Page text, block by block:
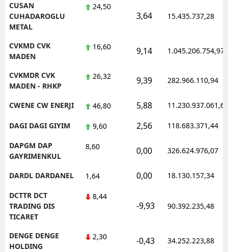
CUSAN
CUHADAROGLU
METAL
24,50
3,64 15.435.737,28
CVKMD CVK
MADEN
16,60 9,14 1.045.206.754,97
CVKMDR CVK
MADEN - RHKP
26,32 9,39 282.966.110,94
CWENE CW ENERJI 46,80 5,88 11.230.937.061,62
DAGI DAGI GIYIM 9,60 2,56 118.683.371,44
DAPGM DAP
GAYRIMENKUL
8,60 0,00 326.624.976,07
DARDL DARDANEL 1,64 0,00 18.130.157,34
DCTTR DCT
TRADING DIS
TICARET
8,44
-9,93 90.392.235,48
DENGE DENGE
HOLDING
2,30 -0,43 34.252.223,88